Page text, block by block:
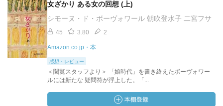
女ざかり ある女の回想 (上)
シモーヌ・ド・ボーヴォワール 朝吹登水子 二宮フサ
45 3.80 2
Amazon.co.jp・本
感想・レビュー
＜閲覧スタッフより＞ 「娘時代」を書き終えたボーヴォワー
ルには新たな 疑問符が浮上した。「...